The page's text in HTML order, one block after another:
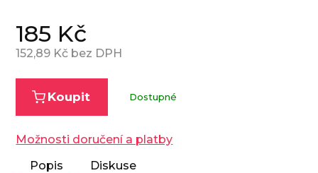
185 Kč
152,89 Kč bez DPH
Koupit Dostupné
Možnosti doručení a platby
Popis
Diskuse